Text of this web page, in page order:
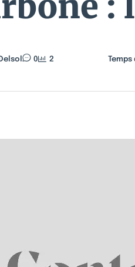
0 2 Temps